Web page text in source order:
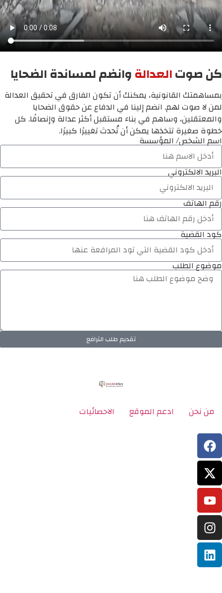
كن صوتالعدالةوانضم لمساندة الضحايا
بمساهمتك القانونية، يمكنك أن تكون الفارق في تحقيق العدالة
لمن لا صوت لهم. انضم إلينا في الدفاع عن حقوق الضحايا
والمعتقلين، وساهم في بناء مستقبل أكثر عدالة وإنصافًا. كل
خطوة صغيرة تتخذها يمكن أن تُحدث تغييرًا كبيرًا.
اسم الشخص/ المؤسسة
البريد الالكتروني
رقم الهاتف
كود القضية
موضوع الطلب
تقديم طلب الترافع
من نحن ادعم الموقع الاحصائيات